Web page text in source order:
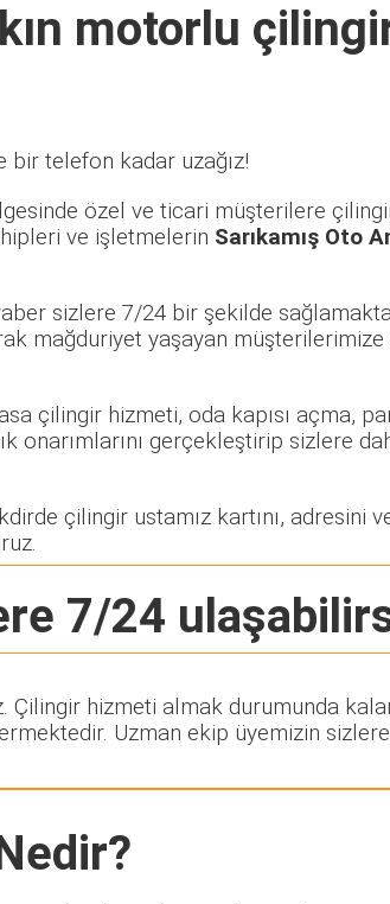
motorlu
bir telefon kadar uzağız!
özel ve ticari müşterilere
ve işletmelerin Sarıkamış Oto
sizlere 7/24 bir şekilde
mağduriyet yaşayan müşterilerimize
çilingir hizmeti, oda kapısı açma,
onarımlarını gerçekleştirip sizlere
çilingir ustamız kartını, adresini
7/24
Çilingir hizmeti almak durumunda
Uzman ekip üyemizin sizlere